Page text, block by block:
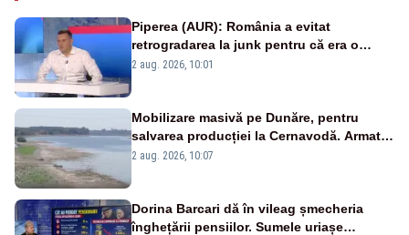
Piperea (AUR): România a evitat
retrogradarea la junk pentru că era o
catastrofă pentru bănci și fondurile de
2 aug. 2026, 10:01
Mobilizare masivă pe Dunăre, pentru
salvarea producției la Cernavodă. Armata
va detona o stâncă și va devia apa
2 aug. 2026, 10:07
Dorina Barcari dă în vileag șmecheria
înghețării pensiilor. Sumele uriașe